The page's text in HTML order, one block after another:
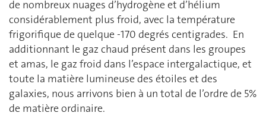
de nombreux nuages d’hydrogène et d’hélium
considérablement plus froid, avec la température
frigorifique de quelque -170 degrés centigrades. En
additionnant le gaz chaud présent dans les groupes
et amas, le gaz froid dans l’espace intergalactique, et
toute la matière lumineuse des étoiles et des
galaxies, nous arrivons bien à un total de l’ordre de 5%
de matière ordinaire.